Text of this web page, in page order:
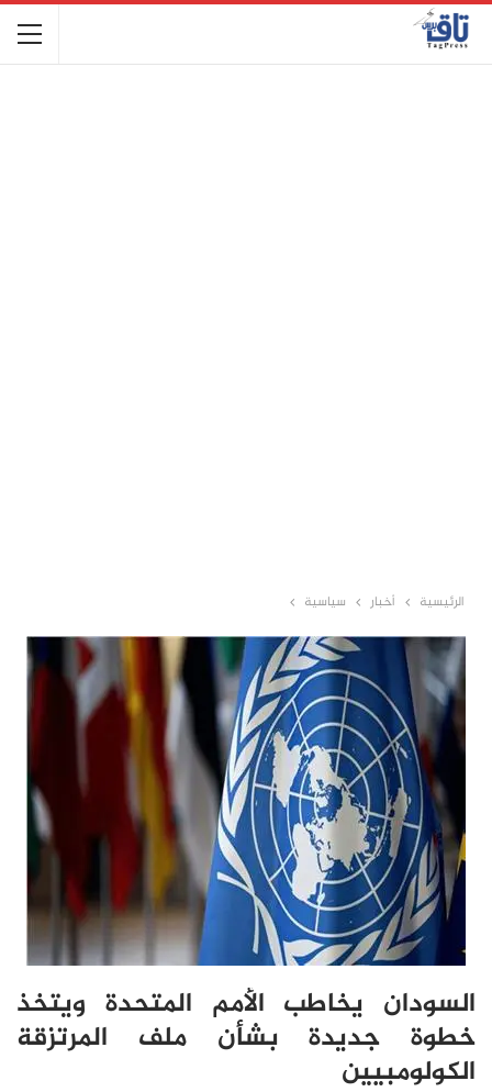
الرئيسية أخبار سياسية
السودان يخاطب الأمم المتحدة ويتخذ
خطوة جديدة بشأن ملف المرتزقة
الكولومبيين